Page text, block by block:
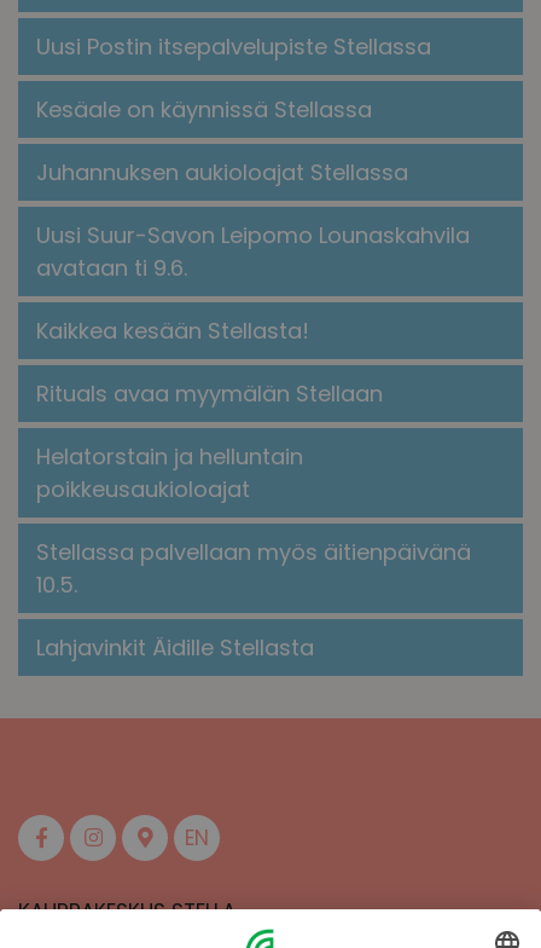
Uusi Postin itsepalvelupiste Stellassa
Kesäale on käynnissä Stellassa
Juhannuksen aukioloajat Stellassa
Uusi Suur-Savon Leipomo Lounaskahvila
avataan ti 9.6.
Kaikkea kesään Stellasta!
​​Rituals avaa myymälän Stellaan​
Helatorstain ja helluntain
poikkeusaukioloajat
Stellassa palvellaan myös äitienpäivänä
10.5.
Lahjavinkit Äidille Stellasta
EN
KAUPPAKESKUS STELLA